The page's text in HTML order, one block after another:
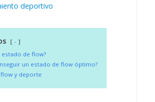
deportivo
-
estado de flow?
un estado de flow óptimo?
flow y deporte